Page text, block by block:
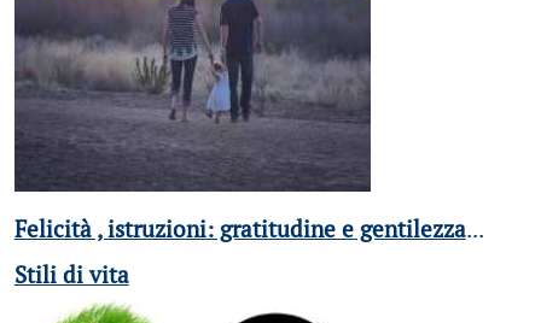
Felicità , istruzioni: gratitudine e gentilezza...
Stili di vita